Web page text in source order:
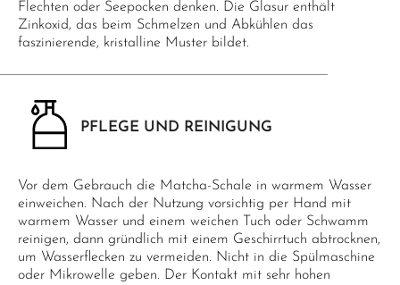
Flechten oder Seepocken denken. Die Glasur enthält
Zinkoxid, das beim Schmelzen und Abkühlen das
faszinierende, kristalline Muster bildet.
PFLEGE UND REINIGUNG
Vor dem Gebrauch die Matcha-Schale in warmem Wasser
einweichen. Nach der Nutzung vorsichtig per Hand mit
warmem Wasser und einem weichen Tuch oder Schwamm
reinigen, dann gründlich mit einem Geschirrtuch abtrocknen,
um Wasserflecken zu vermeiden. Nicht in die Spülmaschine
oder Mikrowelle geben. Der Kontakt mit sehr hohen